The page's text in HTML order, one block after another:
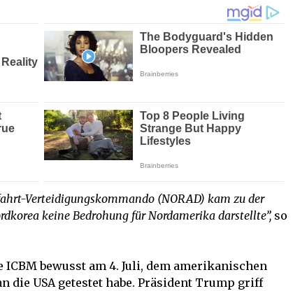
Verteidigungskommando (NORAD) kam zu der
keine Bedrohung für Nordamerika darstellte”, so
ICBM bewusst am 4. Juli, dem amerikanischen
die USA getestet habe. Präsident Trump griff